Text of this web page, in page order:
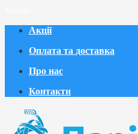
Акції
Оплата та доставка
Про нас
Контакти